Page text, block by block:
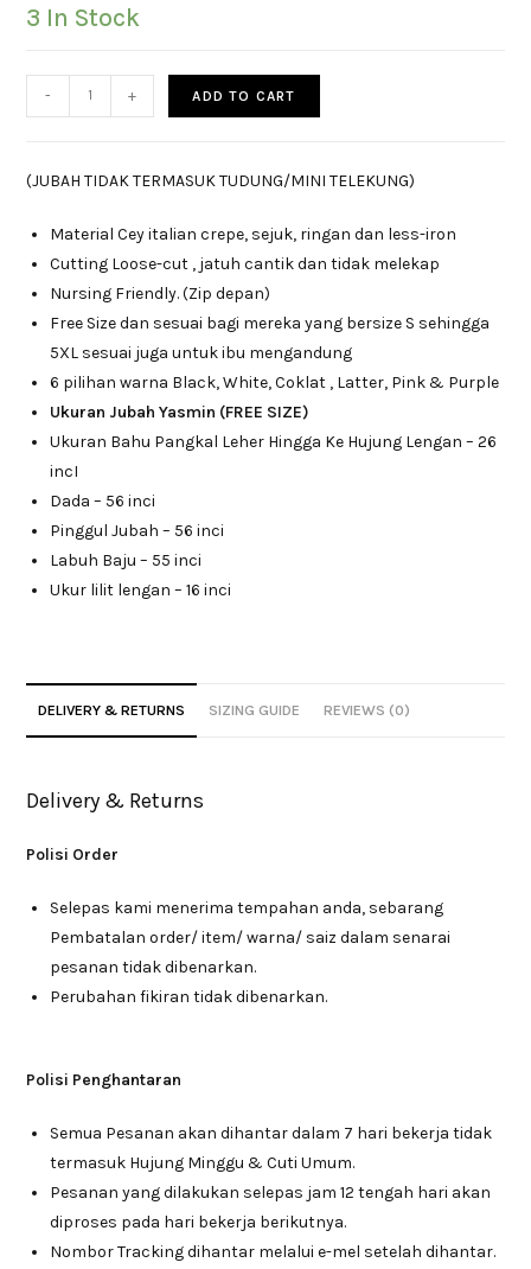
3 In Stock
- + ADD TO CART
(JUBAH TIDAK TERMASUK TUDUNG/MINI TELEKUNG)
Material Cey italian crepe, sejuk, ringan dan less-iron
Cutting Loose-cut , jatuh cantik dan tidak melekap
Nursing Friendly. (Zip depan)
Free Size dan sesuai bagi mereka yang bersize S sehingga
5XL sesuai juga untuk ibu mengandung
6 pilihan warna Black, White, Coklat , Latter, Pink & Purple
Ukuran Jubah Yasmin (FREE SIZE)
Ukuran Bahu Pangkal Leher Hingga Ke Hujung Lengan – 26
incI
Dada – 56 inci
Pinggul Jubah – 56 inci
Labuh Baju – 55 inci
Ukur lilit lengan – 16 inci
DELIVERY & RETURNS SIZING GUIDE REVIEWS (0)
Delivery & Returns
Polisi Order
Selepas kami menerima tempahan anda, sebarang
Pembatalan order/ item/ warna/ saiz dalam senarai
pesanan tidak dibenarkan.
Perubahan fikiran tidak dibenarkan.
Polisi Penghantaran
Semua Pesanan akan dihantar dalam 7 hari bekerja tidak
termasuk Hujung Minggu & Cuti Umum.
Pesanan yang dilakukan selepas jam 12 tengah hari akan
diproses pada hari bekerja berikutnya.
Nombor Tracking dihantar melalui e-mel setelah dihantar.